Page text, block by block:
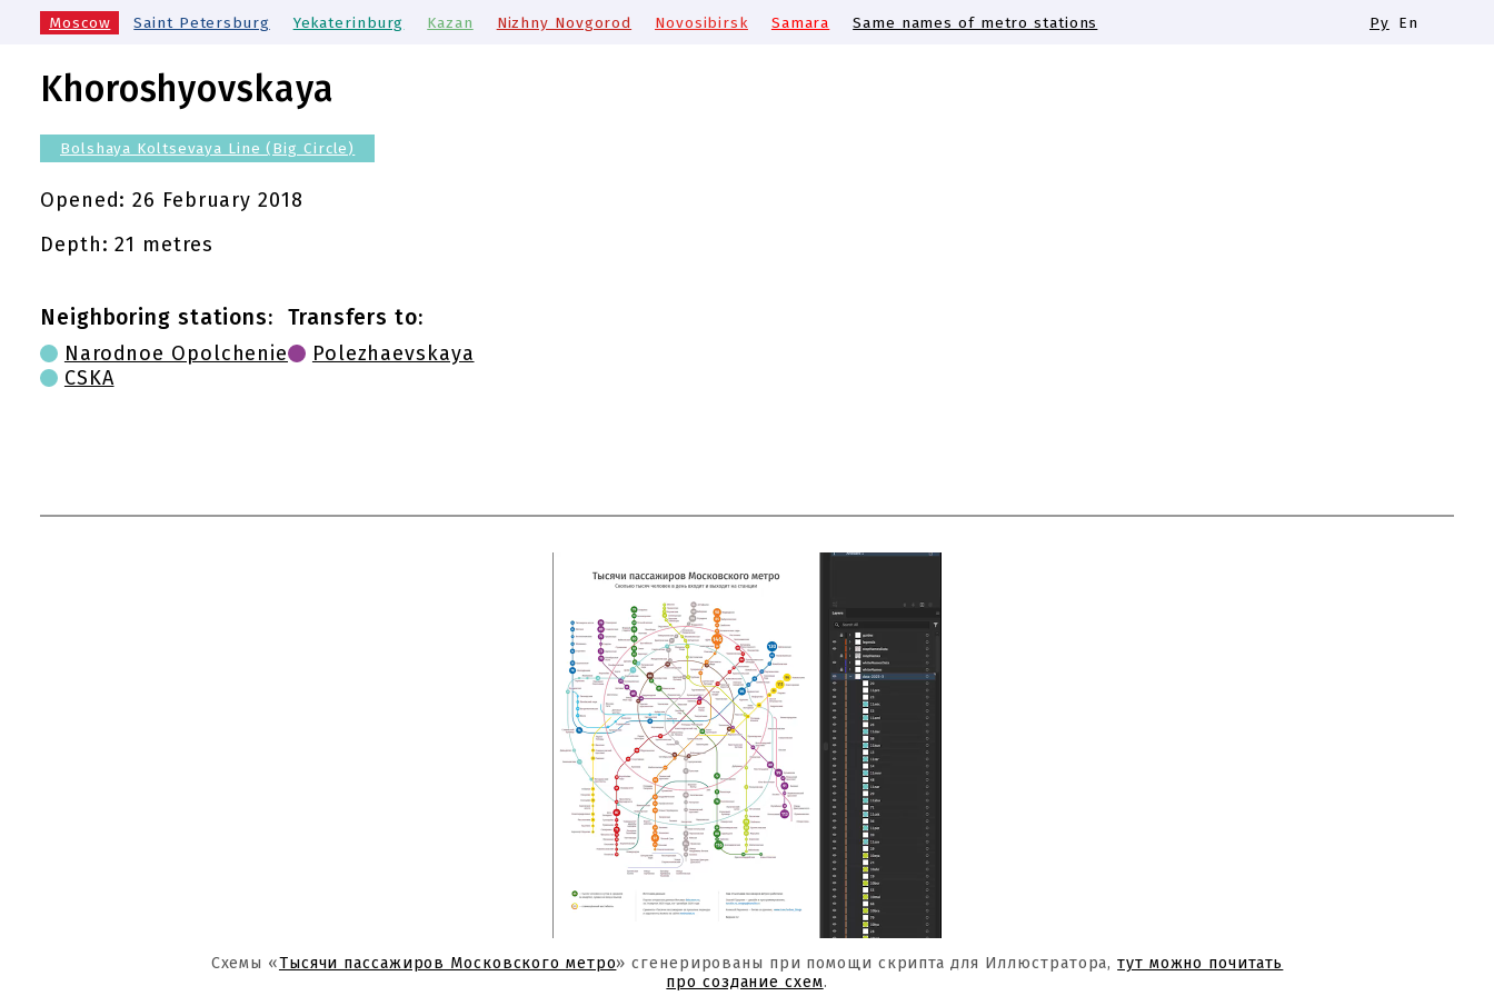
Moscow Saint Petersburg Yekaterinburg Kazan Nizhny Novgorod Novosibirsk Samara Same names of metro stations Ру En
Khoroshyovskaya
Bolshaya Koltsevaya Line (Big Circle)
Opened:26 February 2018
Depth: 21 metres
Neighboring stations:
Narodnoe Opolchenie
CSKA
Transfers to:
Polezhaevskaya
Схемы «Тысячи пассажиров Московского метро» сгенерированы при помощи скрипта для Иллюстратора,тут можно почитать
про создание схем.